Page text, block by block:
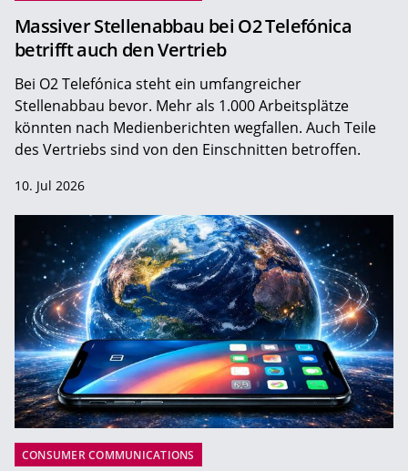
Massiver Stellenabbau bei O2 Telefónica
betrifft auch den Vertrieb
Bei O2 Telefónica steht ein umfangreicher
Stellenabbau bevor. Mehr als 1.000 Arbeitsplätze
könnten nach Medienberichten wegfallen. Auch Teile
des Vertriebs sind von den Einschnitten betroffen.
10. Jul 2026
CONSUMER COMMUNICATIONS